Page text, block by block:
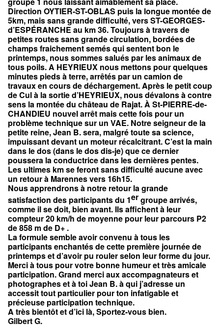
Direction OYTIER-ST-OBLAS puis la longue montée de
5km, mais sans grande difficulté, vers ST-GEORGES-
d’ESPÉRANCHE au km 36. Toujours à travers de
petites routes sans grande circulation, bordées de
champs fraichement semés qui sentent bon le
printemps, nous sommes salués par les animaux de
tous poils. A HEYRIEUX nous mettons pour quelques
minutes pieds à terre, arrêtés par un camion de
travaux en cours de déchargement. Après le petit coup
de Cul à la sortie d’HEYRIEUX, nous dévalons à contre
sens la montée du château de Rajat. À St-PIERRE-de-
CHANDIEU nouvel arrêt mais cette fois pour un
problème technique sur un VAE. Notre seigneur de la
petite reine, Jean B. sera, malgré toute sa science,
impuissant devant un moteur récalcitrant. C’est la main
dans le dos (dans le dos dis-je) que ce dernier
poussera la conductrice dans les dernières pentes.
Les ultimes km se feront sans difficulté aucune avec
un retour à Marennes vers 16h15.
Nous apprendrons à notre retour la grande
satisfaction des participants du 1ergroupe arrivés,
comme il se doit, bien avant. Ils affichent à leur
compteur 20 km/h de moyenne pour leur parcours P2
de 858 m de D+ .
La formule semble avoir convenu à tous les
participants enchantés de cette première journée de
printemps et d’avoir pu rouler selon leur forme du jour.
Merci à tous pour votre bonne humeur et très amicale
participation. Grand merci aux accompagnateurs et
photographes et à toi Jean B. à qui j’adresse un
accessit tout particulier pour ton infatigable et
précieuse participation technique.
A très bientôt et d’ici là, Sportez-vous bien.
Gilbert G.